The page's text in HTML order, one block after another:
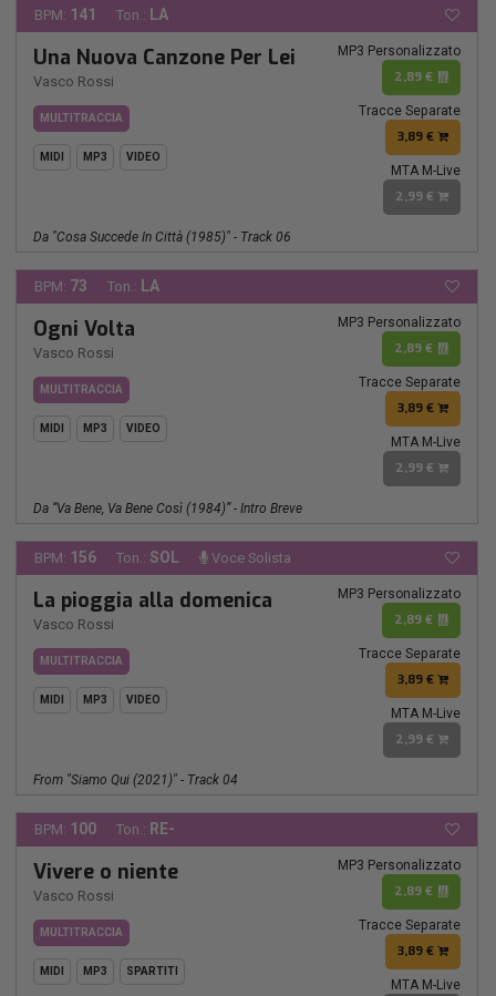
BPM: 141 Ton.: LA
Una Nuova Canzone Per Lei
Vasco Rossi
MULTITRACCIA
MIDI MP3 VIDEO
MP3 Personalizzato
2,89 €
Tracce Separate
3,89 €
MTA M-Live
2,99 €
Da "Cosa Succede In Città (1985)" - Track 06
BPM: 73 Ton.: LA
Ogni Volta
Vasco Rossi
MULTITRACCIA
MIDI MP3 VIDEO
MP3 Personalizzato
2,89 €
Tracce Separate
3,89 €
MTA M-Live
2,99 €
Da “va Bene, Va Bene Così (1984)” - Intro Breve
BPM: 156 Ton.: SOL Voce Solista
La pioggia alla domenica
Vasco Rossi
MULTITRACCIA
MIDI MP3 VIDEO
MP3 Personalizzato
2,89 €
Tracce Separate
3,89 €
MTA M-Live
2,99 €
From "Siamo Qui (2021)" - Track 04
BPM: 100 Ton.: RE-
Vivere o niente
Vasco Rossi
MULTITRACCIA
MIDI MP3 SPARTITI
MP3 Personalizzato
2,89 €
Tracce Separate
3,89 €
MTA M-Live